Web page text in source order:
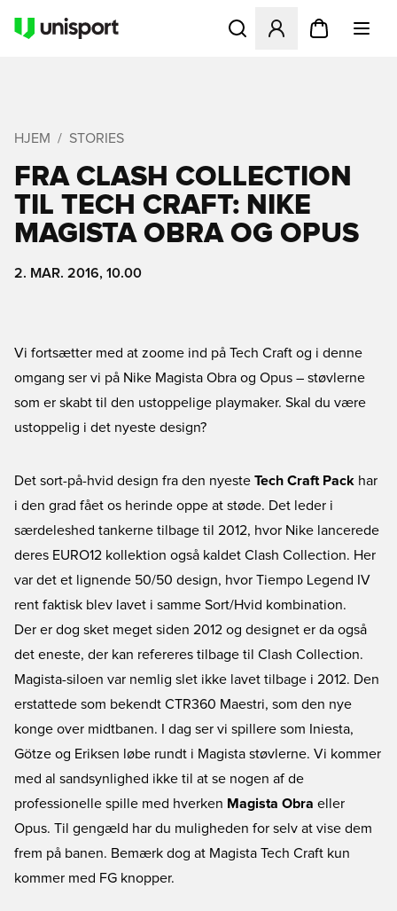
Åbner en Modal til at
HJEM STORIES
FRA CLASH COLLECTION
TIL TECH CRAFT: NIKE
MAGISTA OBRA OG OPUS
2. MAR. 2016, 10.00
Vi fortsætter med at zoome ind på Tech Craft og i denne
omgang ser vi på Nike Magista Obra og Opus – støvlerne
som er skabt til den ustoppelige playmaker. Skal du være
ustoppelig i det nyeste design?
Det sort-på-hvid design fra den nyeste Tech Craft Pack har
i den grad fået os herinde oppe at støde. Det leder i
særdeleshed tankerne tilbage til 2012, hvor Nike lancerede
deres EURO12 kollektion også kaldet Clash Collection. Her
var det et lignende 50/50 design, hvor Tiempo Legend IV
rent faktisk blev lavet i samme Sort/Hvid kombination.
Der er dog sket meget siden 2012 og designet er da også
det eneste, der kan refereres tilbage til Clash Collection.
Magista-siloen var nemlig slet ikke lavet tilbage i 2012. Den
erstattede som bekendt CTR360 Maestri, som den nye
konge over midtbanen. I dag ser vi spillere som Iniesta,
Götze og Eriksen løbe rundt i Magista støvlerne. Vi kommer
med al sandsynlighed ikke til at se nogen af de
professionelle spille med hverken Magista Obra eller
Opus. Til gengæld har du muligheden for selv at vise dem
frem på banen. Bemærk dog at Magista Tech Craft kun
kommer med FG knopper.